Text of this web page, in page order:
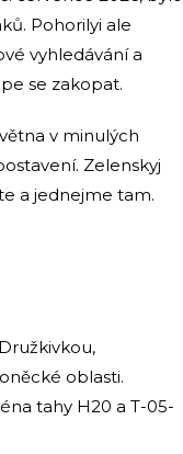
Pohorilyi ale
vyhledávání a
se zakopat.
v minulých
Zelenskyj
a jednejme tam.
oblasti.
tahy H20 a T-05-